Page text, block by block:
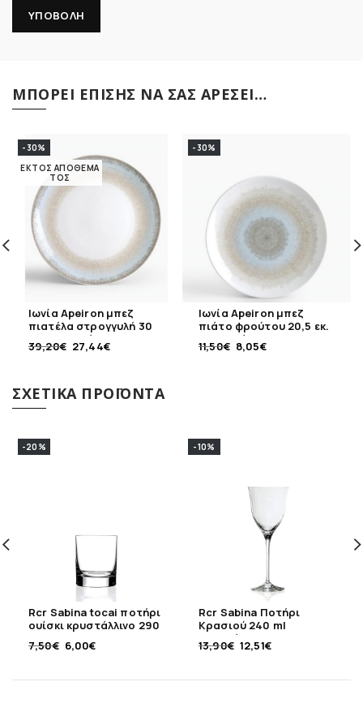
ΜΠΟΡΕΊ ΕΠΊΣΗΣ ΝΑ ΣΑΣ ΑΡΈΣΕΙ…
-30%
ΕΚΤΌΣ ΑΠΟΘΈΜΑ
ΤΟΣ
Ιωνία Apeiron μπεζ
πιατέλα στρογγυλή 30
εκ. πορσελάνης
39,20€ 27,44€
-30%
Ιωνία Apeiron μπεζ
πιάτο φρούτου 20,5 εκ.
πορσελάνης
11,50€ 8,05€
ΣΧΕΤΙΚΆ ΠΡΟΪΌΝΤΑ
-20%
Rcr Sabina tocai ποτήρι
ουίσκι κρυστάλλινο 290
7,50€ 6,00€
-10%
Rcr Sabina Ποτήρι
Κρασιού 240 ml
κρυστάλλινο
13,90€ 12,51€